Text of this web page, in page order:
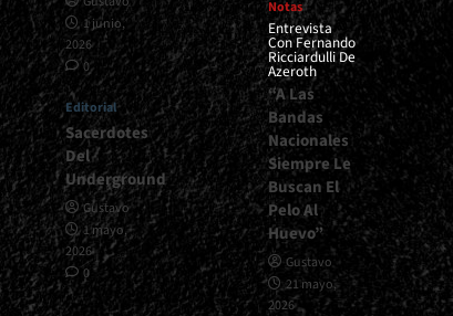
1 junio,
2026
0
Editorial
Sacerdotes
Del
Underground
Gustavo
1 mayo,
2026
0
Notas
Entrevista
Con Fernando
Ricciardulli De
Azeroth
“A Las
Bandas
Nacionales
Siempre Le
Buscan El
Pelo Al
Huevo”
Gustavo
21 mayo,
2026